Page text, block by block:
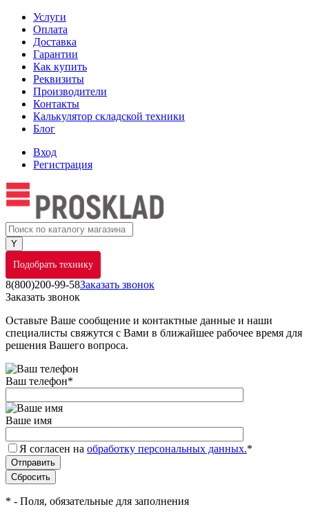
Услуги
Оплата
Доставка
Гарантии
Как купить
Реквизиты
Производители
Контакты
Калькулятор складской техники
Блог
Вход
Регистрация
Подобрать технику
8(800)200-99-58Заказать звонок
Заказать звонок
Оставьте Ваше сообщение и контактные данные и наши
специалисты свяжутся с Вами в ближайшее рабочее время для
решения Вашего вопроса.
Ваш телефон*
Ваше имя
Я согласен на обработку персональных данных.*
* - Поля, обязательные для заполнения